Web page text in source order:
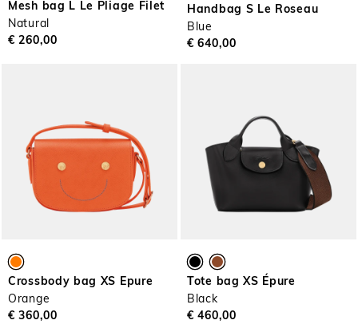
Mesh bag L Le Pliage Filet
Natural
€ 260,00
Handbag S Le Roseau
Blue
€ 640,00
Crossbody bag XS Epure
Orange
€ 360,00
Tote bag XS Épure
Black
€ 460,00